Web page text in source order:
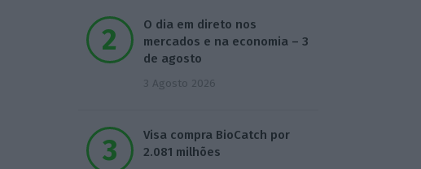
O dia em direto nos
mercados e na economia – 3
de agosto
3 Agosto 2026
Visa compra BioCatch por
2.081 milhões